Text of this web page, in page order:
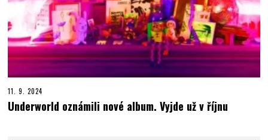
11. 9. 2024
Underworld oznámili nové album. Vyjde už v říjnu